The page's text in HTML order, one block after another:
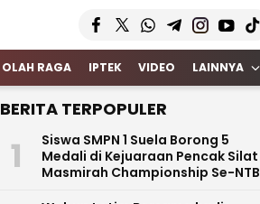
OLAH RAGA IPTEK VIDEO LAINNYA
BERITA TERPOPULER
1
Siswa SMPN 1 Suela Borong 5
Medali di Kejuaraan Pencak Silat
Masmirah Championship Se-NTB